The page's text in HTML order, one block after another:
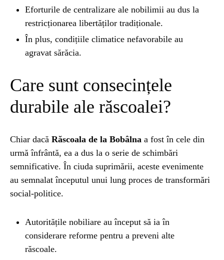
Eforturile de centralizare ale nobilimii au dus la
restricționarea libertăților tradiționale.
În plus, condițiile climatice nefavorabile au
agravat sărăcia.
Care sunt consecințele
durabile ale răscoalei?
Chiar dacă Răscoala de la Bobâlna a fost în cele din
urmă înfrântă, ea a dus la o serie de schimbări
semnificative. În ciuda suprimării, aceste evenimente
au semnalat începutul unui lung proces de transformări
social-politice.
Autoritățile nobiliare au început să ia în
considerare reforme pentru a preveni alte
răscoale.